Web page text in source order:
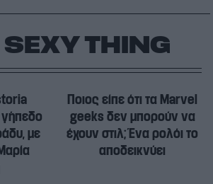
THING
γήπεδο
με
Ποιος είπε ότι τα Marvel
geeks δεν μπορούν να
έχουν στιλ; Ένα ρολόι το
αποδεικνύει